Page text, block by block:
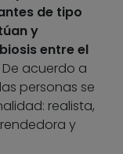
de tipo
y
entre el
De acuerdo a
personas se
realista,
y